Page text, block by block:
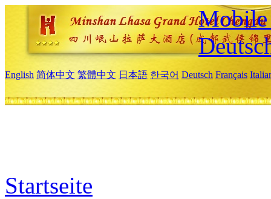
Mobile
English 简体中文 繁體中文 日本語 한국어 Deutsch Français
Startseite